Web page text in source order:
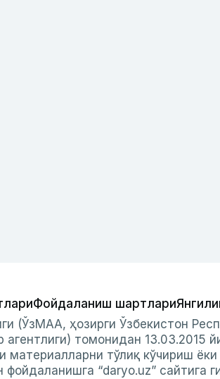
Фойдаланиш шартлари
(ЎзМАА, ҳозирги Ўзбекистон
томонидан 13.03.2015
тўлиқ кўчириш
“daryo.uz” сайтига